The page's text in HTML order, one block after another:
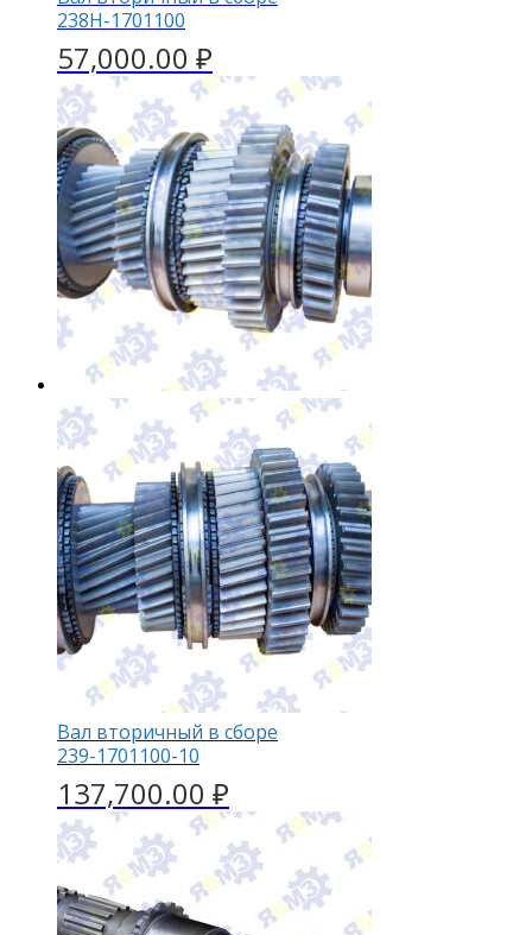
238Н-1701100
57,000.00 ₽
Вал вторичный в сборе
239-1701100-10
137,700.00 ₽